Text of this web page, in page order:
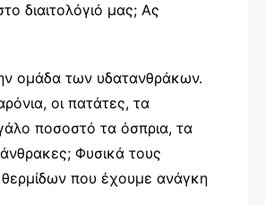
διαιτολόγιό μας; Ας
ομάδα των υδατανθράκων.
οι πατάτες, τα
ποσοστό τα όσπρια, τα
Φυσικά τους
που έχουμε ανάγκη